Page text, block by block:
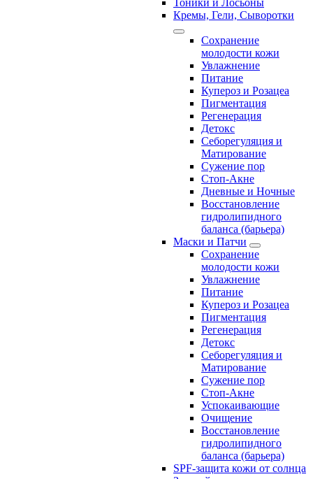
Тоники и Лосьоны
Кремы, Гели, Сыворотки
Сохранение
молодости кожи
Увлажнение
Питание
Купероз и Розацеа
Пигментация
Регенерация
Детокс
Себорегуляция и
Матирование
Сужение пор
Стоп-Акне
Дневные и Ночные
Восстановление
гидролипидного
баланса (барьера)
Маски и Патчи
Сохранение
молодости кожи
Увлажнение
Питание
Купероз и Розацеа
Пигментация
Регенерация
Детокс
Себорегуляция и
Матирование
Сужение пор
Стоп-Акне
Успокаивающие
Очищение
Восстановление
гидролипидного
баланса (барьера)
SPF-защита кожи от солнца